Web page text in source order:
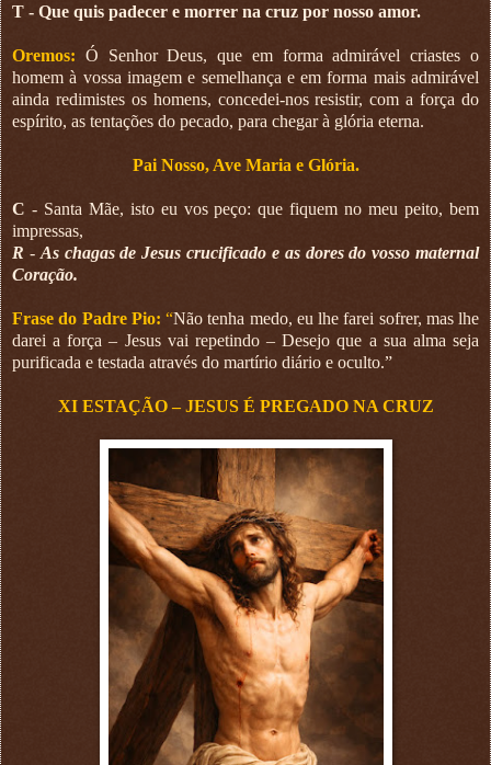
T - Que quis padecer e morrer na cruz por nosso amor.
Oremos: Ó Senhor Deus, que em forma admirável criastes o
homem à vossa imagem e semelhança e em forma mais admirável
ainda redimistes os homens, concedei-nos resistir, com a força do
espírito, as tentações do pecado, para chegar à glória eterna.
Pai Nosso, Ave Maria e Glória.
C - Santa Mãe, isto eu vos peço: que fiquem no meu peito, bem
impressas,
R - As chagas de Jesus crucificado e as dores do vosso maternal
Coração.
Frase do Padre Pio: “Não tenha medo, eu lhe farei sofrer, mas lhe
darei a força – Jesus vai repetindo – Desejo que a sua alma seja
purificada e testada através do martírio diário e oculto.”
XI ESTAÇÃO – JESUS É PREGADO NA CRUZ